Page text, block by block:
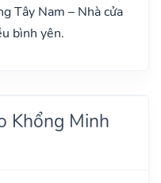
Tây Nam – Nhà cửa
bình yên.
Khổng Minh